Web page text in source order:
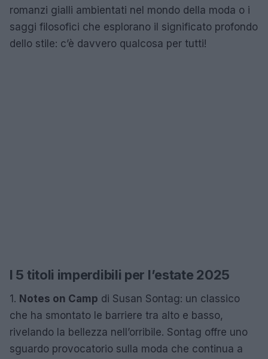
romanzi gialli ambientati nel mondo della moda o i
saggi filosofici che esplorano il significato profondo
dello stile: c’è davvero qualcosa per tutti!
I 5 titoli imperdibili per l’estate 2025
1. Notes on Camp di Susan Sontag: un classico
che ha smontato le barriere tra alto e basso,
rivelando la bellezza nell’orribile. Sontag offre uno
sguardo provocatorio sulla moda che continua a